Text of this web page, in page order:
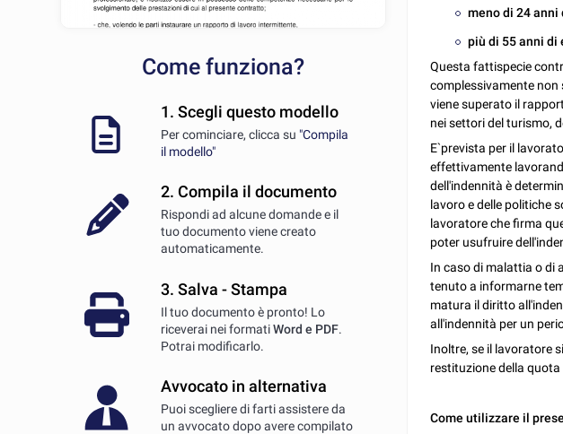
Come funziona?
1. Scegli questo modello
Per cominciare, clicca su "Compila
il modello"
2. Compila il documento
Rispondi ad alcune domande e il
tuo documento viene creato
automaticamente.
3. Salva - Stampa
Il tuo documento è pronto! Lo
riceverai nei formatiWord e PDF.
Potrai modificarlo.
Avvocato in alternativa
Puoi scegliere di farti assistere da
un avvocato dopo avere compilato
meno di 24 anni
più di 55 anni di
Questa fattispecie
complessivamente non
viene superato il
nei settori del turismo,
E`prevista per il
effettivamente
dell'indennità è
lavoro e delle politiche
lavoratore che firma
poter usufruire
In caso di malattia o di
tenuto a informarne
matura il diritto
all'indennità per un
Inoltre, se il lavoratore
restituzione della
Come utilizzare il